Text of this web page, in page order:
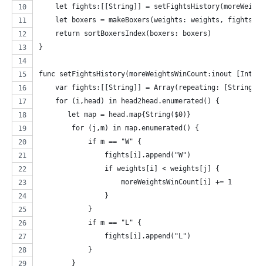
let fights:[[String]] =
let boxers = makeBoxers(weights: weights, fights:
    return sortBoxersIndex(boxers: boxers)
}
func setFightsHistory(moreWeightsWinCount:inout
var fights:[[String]] = Array(repeating:
    for (i,head) in head2head.enumerated() {
       let map = head.map{String($0)}
        for (j,m) in map.enumerated() {
            if m == "W" {
                fights[i].append("W")
                if weights[i] < weights[j] {
                    moreWeightsWinCount[i] += 1
                }
            }
            if m == "L" {
                fights[i].append("L")
            }
        }